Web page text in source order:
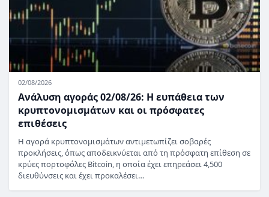
02/08/2026
Ανάλυση αγοράς 02/08/26: Η ευπάθεια των
κρυπτονομισμάτων και οι πρόσφατες
επιθέσεις
Η αγορά κρυπτονομισμάτων αντιμετωπίζει σοβαρές
προκλήσεις, όπως αποδεικνύεται από τη πρόσφατη επίθεση σε
κρύες πορτοφόλες Bitcoin, η οποία έχει επηρεάσει 4,500
διευθύνσεις και έχει προκαλέσει…